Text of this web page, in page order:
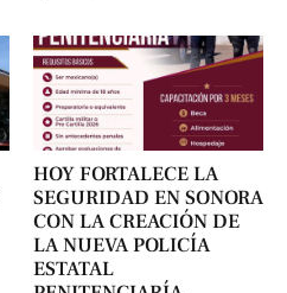
HOY FORTALECE LA
SEGURIDAD EN SONORA
CON LA CREACIÓN DE
LA NUEVA POLICÍA
ESTATAL